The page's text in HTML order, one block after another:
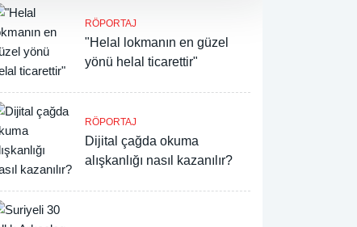
RÖPORTAJ
"Helal lokmanın en güzel
yönü helal ticarettir"
RÖPORTAJ
Dijital çağda okuma
alışkanlığı nasıl kazanılır?